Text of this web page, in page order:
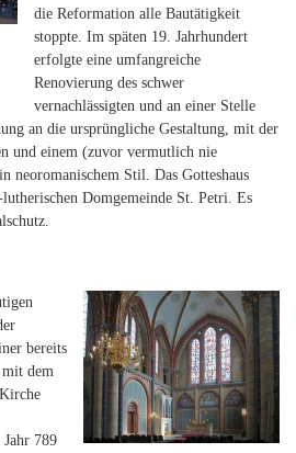
die Reformation alle Bautätigkeit
stoppte. Im späten 19. Jahrhundert
erfolgte eine umfangreiche
Renovierung des schwer
vernachlässigten und an einer Stelle
an die ursprüngliche Gestaltung, mit der
und einem (zuvor vermutlich nie
neoromanischem Stil. Das Gotteshaus
Domgemeinde St. Petri. Es
bereits
mit dem
789